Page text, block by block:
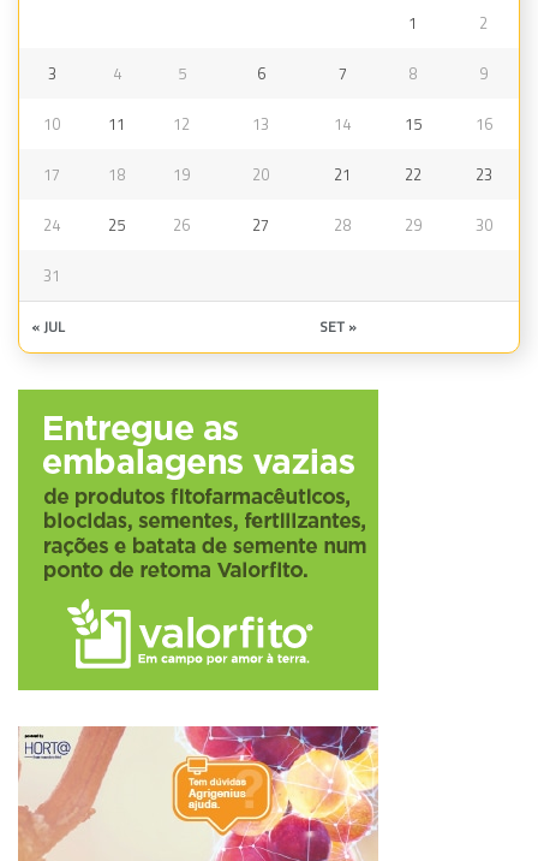
1 2
3 4 5 6 7 8 9
10 11 12 13 14 15 16
17 18 19 20 21 22 23
24 25 26 27 28 29 30
31
« JUL SET »